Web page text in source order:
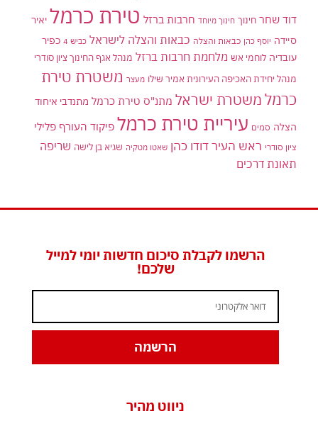
דוד שחר חינוך חינוך מיוחד חרבות ברזל טירת כרמל יאיר
סיידה יוסף כהן כבאות והצלה כבאות והצלה לישראל כביש 4
כפיר
עובדיה לוחמי אש מלחמת חרבות ברזל מנהל אגף החינוך ציון סודרי
מנהל יחידת האכיפה העירונית אמיר שילו מעצר משטרת טירת
כרמלמשטרת ישראל מתנ"ס טירת כרמל מתנדבי איחוד
הצלה סמים עיריית טירת כרמל פיקוד העורף פלילי
ציון סודרי ראש העיר דודו כהן שאטו מטקיה שגיא בן לישה שריפה
תאונת דרכים
הרשמו לקבלת סיכום חדשות יומי למייל
שלכם!
הרשמה
ניווט מהיר